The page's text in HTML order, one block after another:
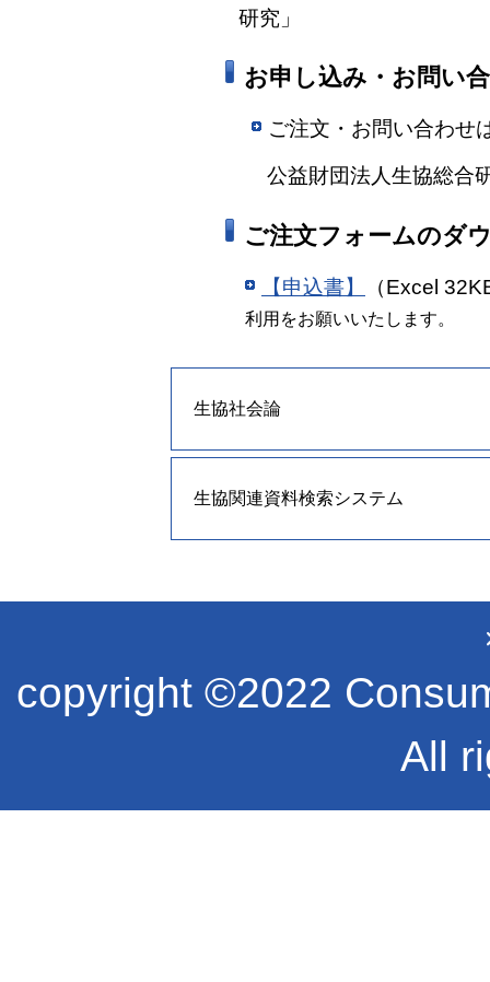
研究」
お申し込み・お問い
ご注文・お問い合わせ
公益財団法人生協総合研
ご注文フォームのダ
【申込書】 （Excel
利用をお願いいたします。
生協社会論
生協関連資料検索システム
copyright ©2022
All